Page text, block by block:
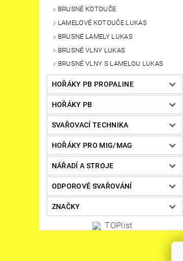
BRUSNÉ KOTOUČE
LAMELOVÉ KOTOUČE LUKAS
BRUSNÉ LAMELY LUKAS
BRUSNÉ VLNY LUKAS
BRUSNÉ VLNY S LAMELOU LUKAS
HOŘÁKY PB PROPALINE
HOŘÁKY PB
SVAŘOVACÍ TECHNIKA
HOŘÁKY PRO MIG/MAG
NÁŘADÍ A STROJE
ODPOROVÉ SVAŘOVÁNÍ
ZNAČKY